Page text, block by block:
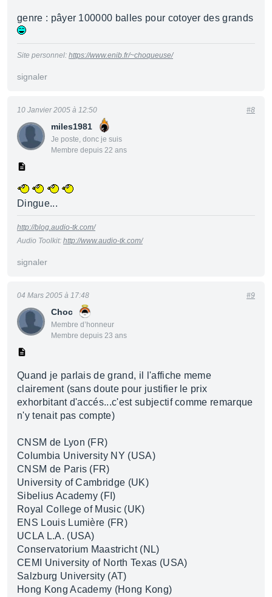
genre : pâyer 100000 balles pour cotoyer des grands
Site personnel: https://www.enib.fr/~choqueuse/
signaler
miles1981
Je poste, donc je suis
Membre depuis 22 ans
10 Janvier 2005 à 12:50 #8
Dingue...
http://blog.audio-tk.com/
Audio Toolkit: http://www.audio-tk.com/
signaler
Choc
Membre d’honneur
Membre depuis 23 ans
04 Mars 2005 à 17:48 #9
Quand je parlais de grand, il l'affiche meme
clairement (sans doute pour justifier le prix
exhorbitant d'accés...c'est subjectif comme remarque
n'y tenait pas compte)
CNSM de Lyon (FR)
Columbia University NY (USA)
CNSM de Paris (FR)
University of Cambridge (UK)
Sibelius Academy (FI)
Royal College of Music (UK)
ENS Louis Lumière (FR)
UCLA L.A. (USA)
Conservatorium Maastricht (NL)
CEMI University of North Texas (USA)
Salzburg University (AT)
Hong Kong Academy (Hong Kong)